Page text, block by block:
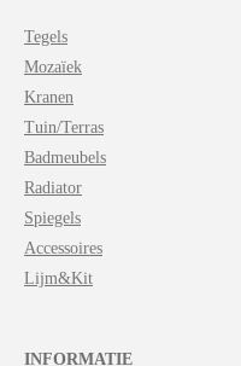
Tegels
Mozaïek
Kranen
Tuin/Terras
Badmeubels
Radiator
Spiegels
Accessoires
Lijm&Kit
INFORMATIE